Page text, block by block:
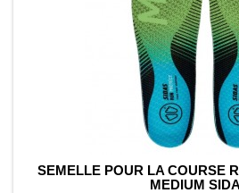
SEMELLE POUR LA COURSE
MEDIUM